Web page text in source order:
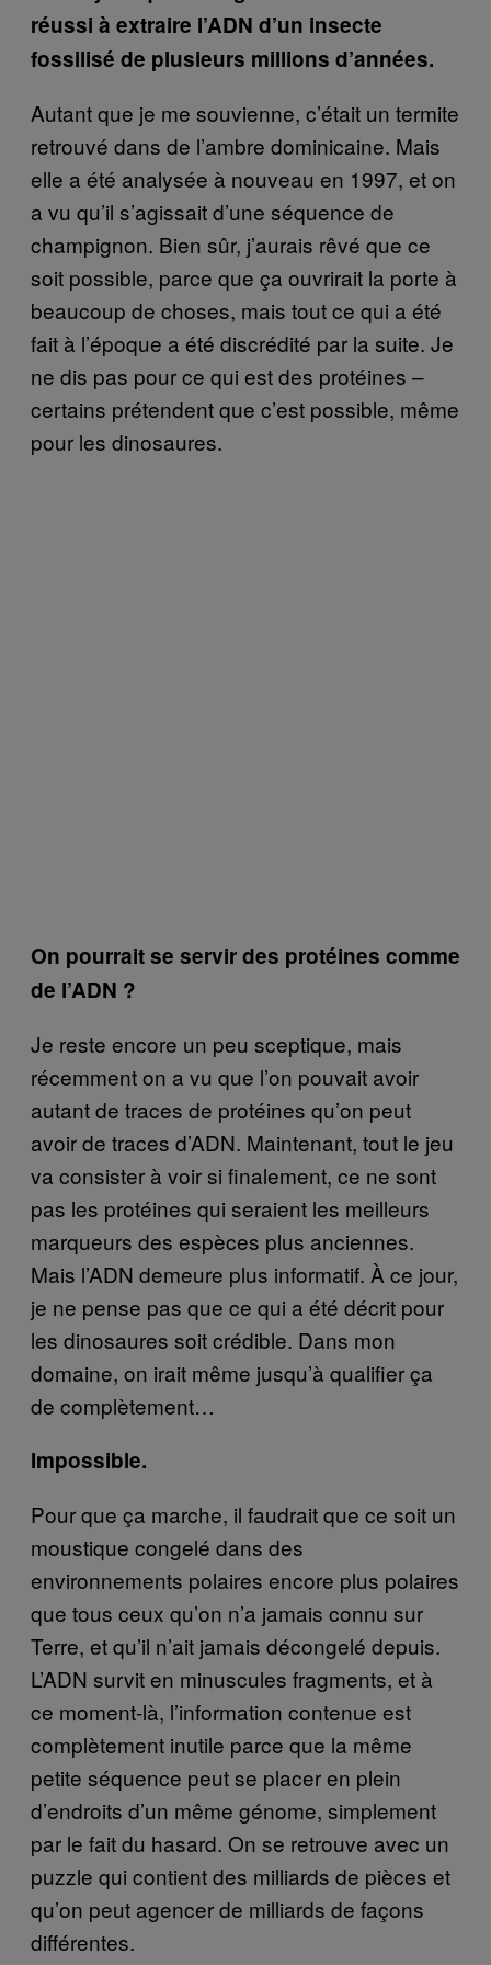
réussi à extraire l’ADN d’un insecte
fossilisé de plusieurs millions d’années.
Autant que je me souvienne, c’était un termite
retrouvé dans de l’ambre dominicaine. Mais
elle a été analysée à nouveau en 1997, et on
a vu qu’il s’agissait d’une séquence de
champignon. Bien sûr, j’aurais rêvé que ce
soit possible, parce que ça ouvrirait la porte à
beaucoup de choses, mais tout ce qui a été
fait à l’époque a été discrédité par la suite. Je
ne dis pas pour ce qui est des protéines –
certains prétendent que c’est possible, même
pour les dinosaures.
On pourrait se servir des protéines comme
de l’ADN ?
Je reste encore un peu sceptique, mais
récemment on a vu que l’on pouvait avoir
autant de traces de protéines qu’on peut
avoir de traces d’ADN. Maintenant, tout le jeu
va consister à voir si finalement, ce ne sont
pas les protéines qui seraient les meilleurs
marqueurs des espèces plus anciennes.
Mais l’ADN demeure plus informatif. À ce jour,
je ne pense pas que ce qui a été décrit pour
les dinosaures soit crédible. Dans mon
domaine, on irait même jusqu’à qualifier ça
de complètement…
Impossible.
Pour que ça marche, il faudrait que ce soit un
moustique congelé dans des
environnements polaires encore plus polaires
que tous ceux qu’on n’a jamais connu sur
Terre, et qu’il n’ait jamais décongelé depuis.
L’ADN survit en minuscules fragments, et à
ce moment-là, l’information contenue est
complètement inutile parce que la même
petite séquence peut se placer en plein
d’endroits d’un même génome, simplement
par le fait du hasard. On se retrouve avec un
puzzle qui contient des milliards de pièces et
qu’on peut agencer de milliards de façons
différentes.